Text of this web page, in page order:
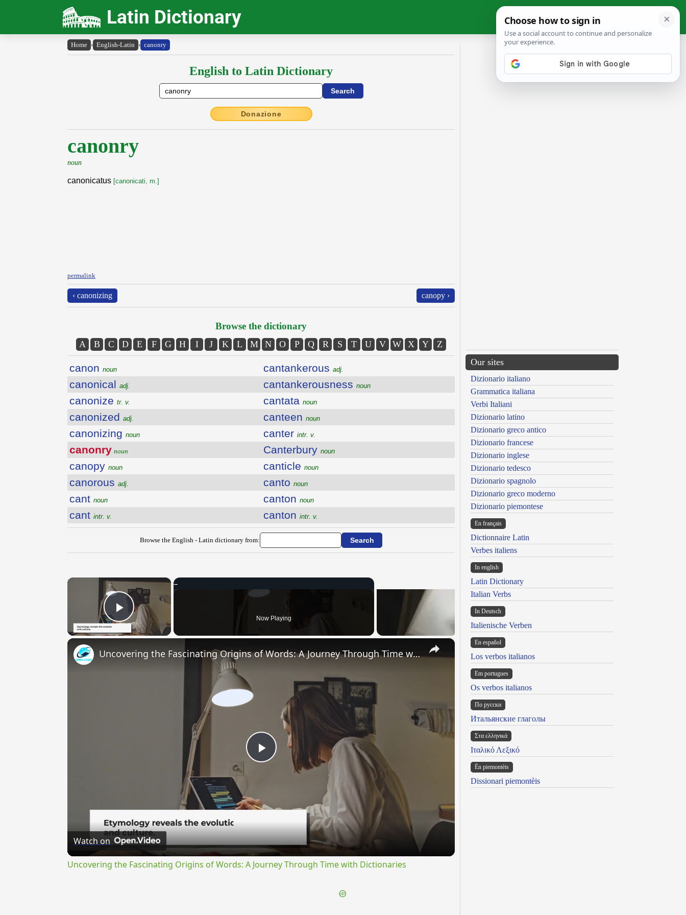
Latin Dictionary
Home › English-Latin › canonry
English to Latin Dictionary
Donazione
canonry
noun
canonicatus [canonicati, m.]
permalink
‹ canonizing canopy ›
Browse the dictionary
A B C D E F G H I J K L M N O P Q R S T U V W X Y Z
canon noun
canonical adj.
canonize tr. v.
canonized adj.
canonizing noun
canonry noun
canopy noun
canorous adj.
cant noun
cant intr. v.
cantankerous adj.
cantankerousness noun
cantata noun
canteen noun
canter intr. v.
Canterbury noun
canticle noun
canto noun
canton noun
canton intr. v.
Browse the English - Latin dictionary from:
×
Play Video Now Playing
×
Play
Uncovering the Fascinating Origins of Words: A Journey Through Time with Dictionaries
Watch on
Uncovering the Fascinating Origins of Words: A Journey Through Time with Dictionaries
Our sites
Dizionario italiano
Grammatica italiana
Verbi Italiani
Dizionario latino
Dizionario greco antico
Dizionario francese
Dizionario inglese
Dizionario tedesco
Dizionario spagnolo
Dizionario greco moderno
Dizionario piemontese
En français
Dictionnaire Latin
Verbes italiens
In english
Latin Dictionary
Italian Verbs
In Deutsch
Italienische Verben
En español
Los verbos italianos
Em portugues
Os verbos italianos
По русски
Итальянские глаголы
Στα ελληνικά
Ιταλικό Λεξικό
Ën piemontèis
Dissionari piemontèis